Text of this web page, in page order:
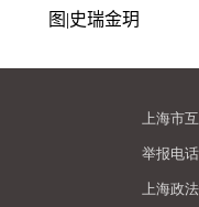
图 |史瑞金玥
上海市
举报电
上海政